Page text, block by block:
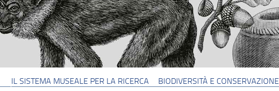
IL SISTEMA MUSEALE PER LA RICERCA BIODIVERSITÀ E CONSERVAZIONE